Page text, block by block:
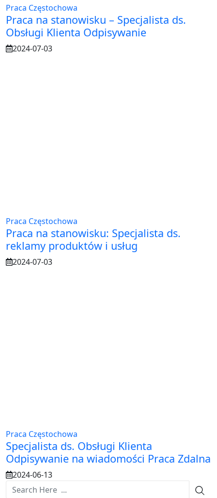
Praca Częstochowa
Praca na stanowisku – Specjalista ds.
Obsługi Klienta Odpisywanie
2024-07-03
Praca Częstochowa
Praca na stanowisku: Specjalista ds.
reklamy produktów i usług
2024-07-03
Praca Częstochowa
Specjalista ds. Obsługi Klienta
Odpisywanie na wiadomości Praca Zdalna
2024-06-13